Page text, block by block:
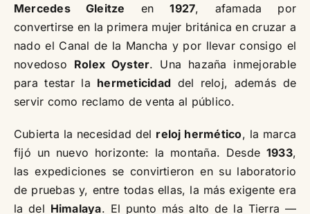
Mercedes Gleitze en1927, afamada por
convertirse en la primera mujer británica en cruzar a
nado el Canal de la Mancha y por llevar consigo el
novedoso Rolex Oyster. Una hazaña inmejorable
para testar la hermeticidad del reloj, además de
servir como reclamo de venta al público.
Cubierta la necesidad del reloj hermético, la marca
fijó un nuevo horizonte: la montaña. Desde 1933,
las expediciones se convirtieron en su laboratorio
de pruebas y, entre todas ellas, la más exigente era
la del Himalaya. El punto más alto de la Tierra —